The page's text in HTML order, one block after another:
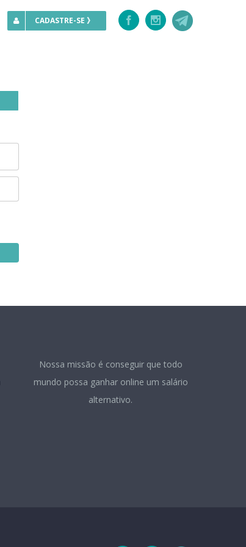
FacebookInstagram
CADASTRE-SE 》
Nossa missão é conseguir que todo
mundo possa ganhar online um salário
alternativo.